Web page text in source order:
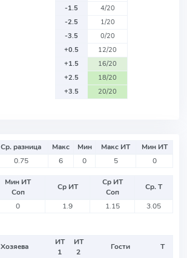
-1.5
4/20
-2.5
1/20
-3.5
0/20
+0.5
12/20
+1.5
16/20
+2.5
18/20
+3.5
20/20
Ср. разница Макс Мин Макс ИТ
Мин ИТ
0.75 6 0 5 0
Мин ИТ
Соп
Ср ИТ
Ср ИТ
Соп
Ср. Т
0 1.9 1.15 3.05
Хозяева
ИТ
1
ИТ
2
Гости Т